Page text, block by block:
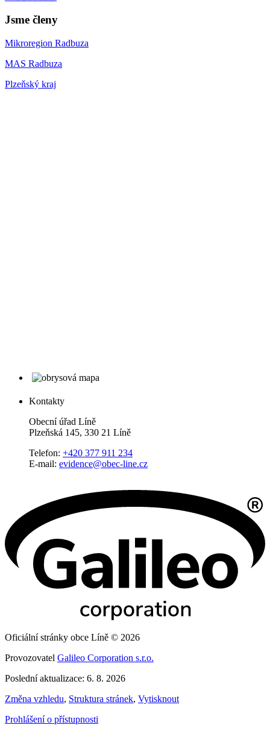
Jsme členy
Mikroregion Radbuza
MAS Radbuza
Plzeňský kraj
Kontakty
Obecní úřad Líně
Plzeňská 145, 330 21 Líně
Telefon: +420 377 911 234
E-mail: evidence@obec-line.cz
Oficiální stránky obce Líně © 2026
Provozovatel Galileo Corporation s.r.o.
Poslední aktualizace: 6. 8. 2026
Změna vzhledu, Struktura stránek, Vytisknout
Prohlášení o přístupnosti